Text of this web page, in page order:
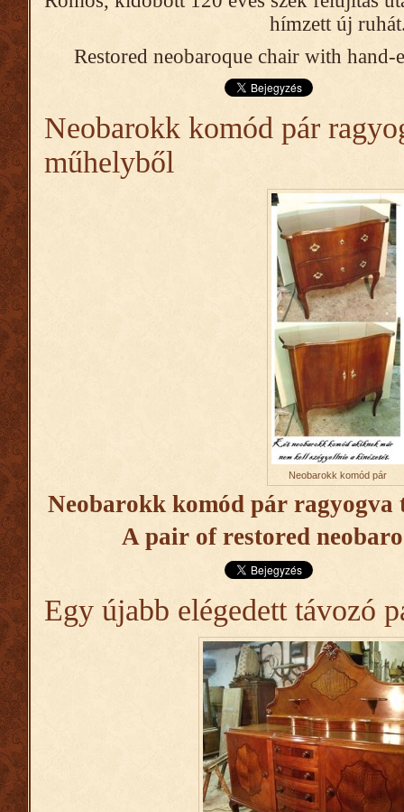
hímzett új
Restored neobaroque chair with
Neobarokk komód pár
műhelyből
Neobarokk komód pár
Neobarokk komód pár ragyogva
A pair of restored
Egy újabb elégedett távozó